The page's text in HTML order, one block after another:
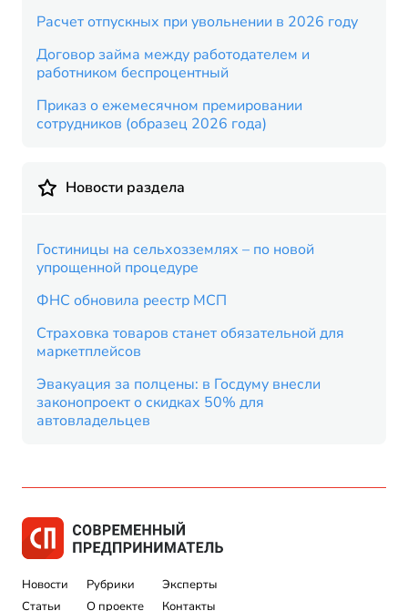
Расчет отпускных при увольнении в 2026 году
Договор займа между работодателем и
работником беспроцентный
Приказ о ежемесячном премировании
сотрудников (образец 2026 года)
Новости раздела
Гостиницы на сельхозземлях – по новой
упрощенной процедуре
ФНС обновила реестр МСП
Страховка товаров станет обязательной для
маркетплейсов
Эвакуация за полцены: в Госдуму внесли
законопроект о скидках 50% для
автовладельцев
Новости
Статьи
Рубрики
О проекте
Эксперты
Контакты